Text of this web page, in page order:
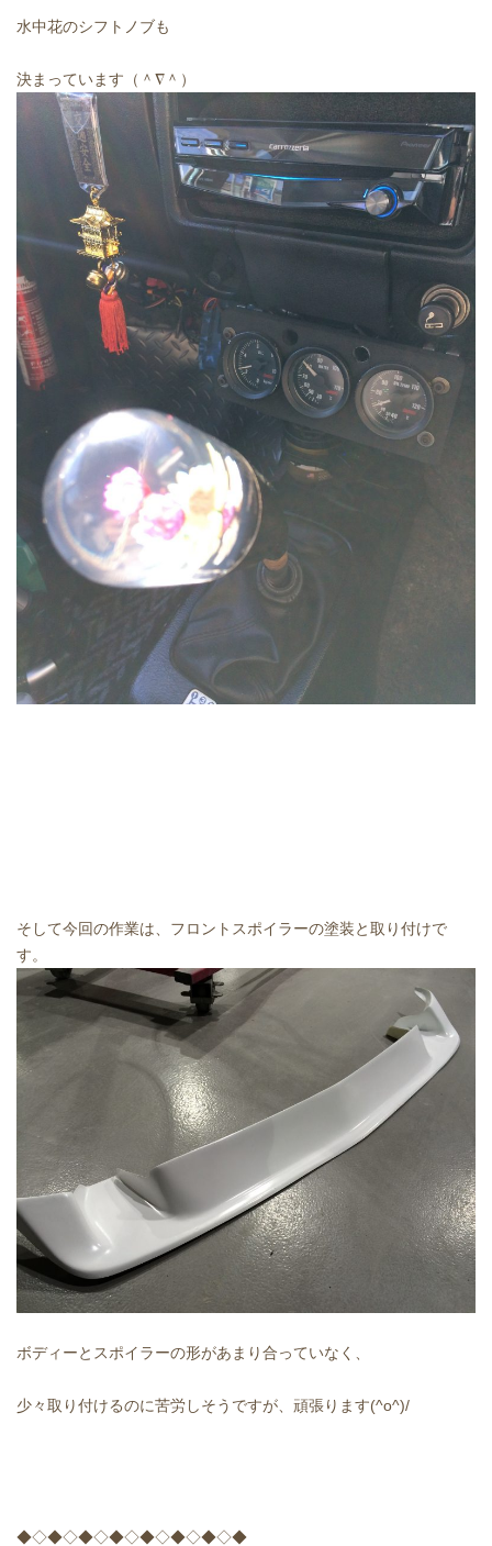
水中花のシフトノブも
決まっています（＾∇＾）
そして今回の作業は、フロントスポイラーの塗装と取り付けで
す。
ボディーとスポイラーの形があまり合っていなく、
少々取り付けるのに苦労しそうですが、頑張ります(^o^)/
◆◇◆◇◆◇◆◇◆◇◆◇◆◇◆